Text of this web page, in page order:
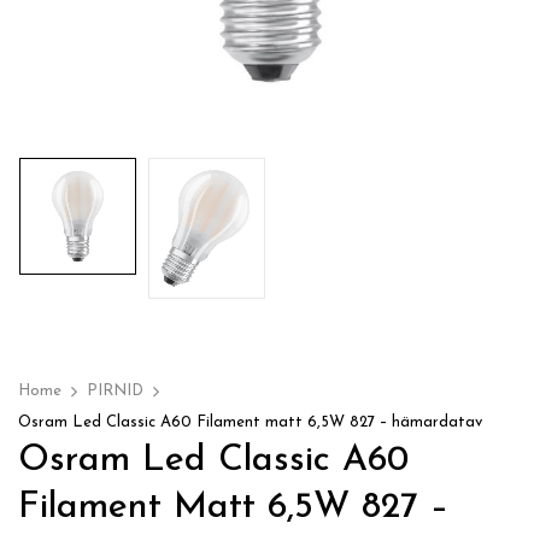
Home
PIRNID
Osram Led Classic A60 Filament matt 6,5W 827 – hämardatav
Osram Led Classic A60
Filament Matt 6,5W 827 –